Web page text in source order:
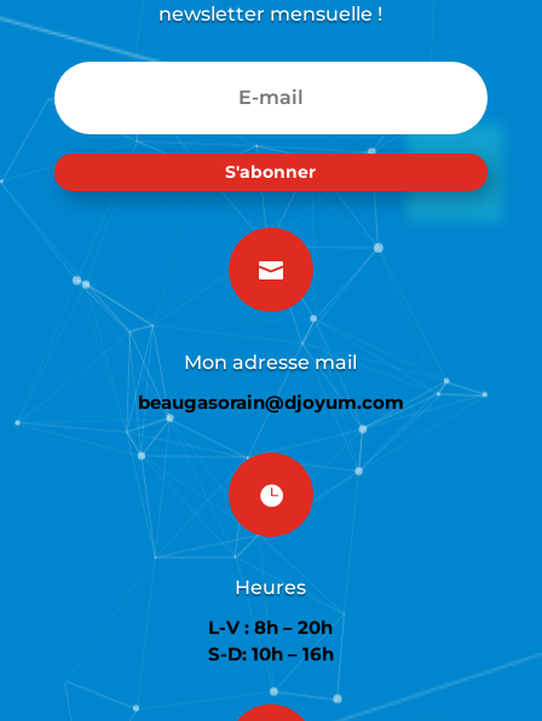
newsletter mensuelle !
S'abonner

Mon adresse mail
beaugasorain@djoyum.com

Heures
L-V : 8h – 20h
S-D: 10h – 16h